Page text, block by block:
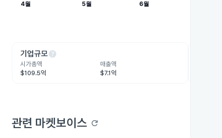
기업규모help
시가총액
$109.5억
매출액
$7.1억
관련 마켓보이스 refresh